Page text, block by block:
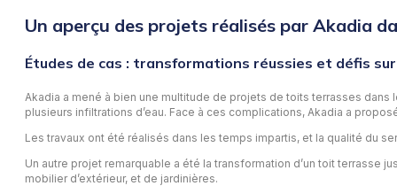
Un aperçu des projets réalisés par Akadia
Études de cas : transformations réussies et défis
Akadia a mené à bien une multitude de projets de toits terrasses
plusieurs infiltrations d’eau. Face à ces complications, Akadia a
Les travaux ont été réalisés dans les temps impartis, et la qualité du
Un autre projet remarquable a été la transformation d’un toit
mobilier d’extérieur, et de jardinières.